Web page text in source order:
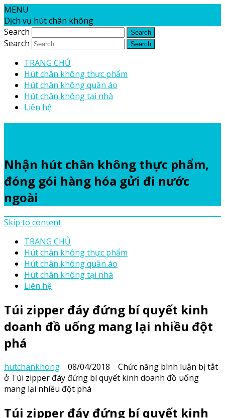
MENU
Dịch vụ hút chân không
Search
Search
TRANG CHỦ
Hút chân không thực phẩm
Hút chân không quần áo
Hút chân không tại nhà
Liên hệ
Nhận hút chân không thực phẩm,
đóng gói hàng hóa gửi đi nước
ngoài
Skip to content
TRANG CHỦ
Hút chân không thực phẩm
Hút chân không quần áo
Hút chân không tại nhà
Liên hệ
Túi zipper đáy đứng bí quyết kinh
doanh đồ uống mang lại nhiều đột
phá
hutchankhong 08/04/2018
Chức năng bình luận bị tắt
ở Túi zipper đáy đứng bí quyết kinh doanh đồ uống
mang lại nhiều đột phá
Túi zipper đáy đứng bí quyết kinh